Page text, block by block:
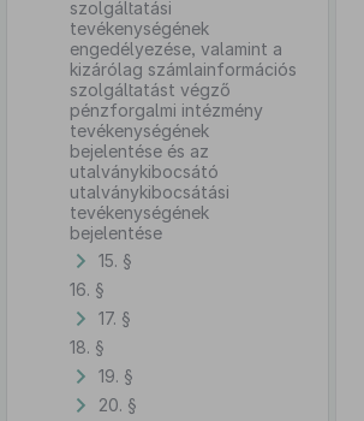
szolgáltatási
tevékenységének
engedélyezése, valamint a
kizárólag számlainformációs
szolgáltatást végző
pénzforgalmi intézmény
tevékenységének
bejelentése és az
utalványkibocsátó
utalványkibocsátási
tevékenységének
bejelentése
15. §
16. §
17. §
18. §
19. §
20. §